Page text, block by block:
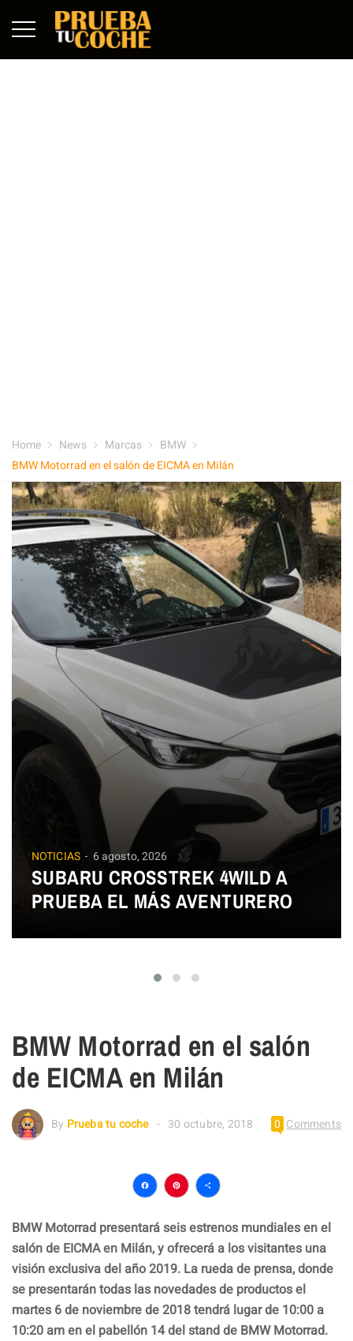
Home News Marcas
BMW
BMW Motorrad en el salón de EICMA en Milán
NOTICIAS 6 agosto, 2026
SUBARU CROSSTREK 4WILD A
PRUEBA EL MÁS AVENTURERO
BMW Motorrad en el salón
de EICMA en Milán
By Prueba tu coche 30 octubre, 2018 0 Comments
Facebook
Pinterest
Compartir
BMW Motorrad presentará seis estrenos mundiales en el
salón de EICMA en Milán, y ofrecerá a los visitantes una
visión exclusiva del año 2019. La rueda de prensa, donde
se presentarán todas las novedades de productos el
martes 6 de noviembre de 2018 tendrá lugar de 10:00 a
10:20 am en el pabellón 14 del stand de BMW Motorrad.